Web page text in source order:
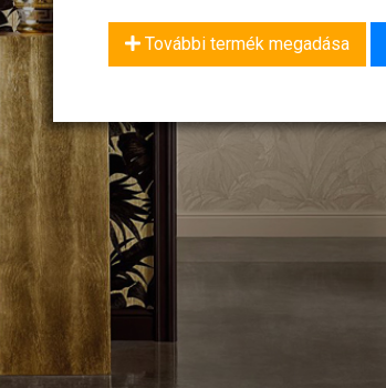
További termék megadása